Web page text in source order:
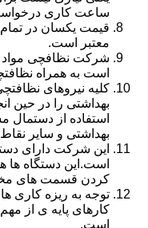
ساعت کاری
قیمت یکسان در
معتبر است.
شرکت نظافچی مواد
است به همراه
کلیه نیروهای
بهداشتی را در حین
استفاده از
بهداشتی و سایر
این شرکت دارای
است.این دستگاه ها
کردن قسمت های
توجه به ریزه کاری
کارهای پایه ی از
است.